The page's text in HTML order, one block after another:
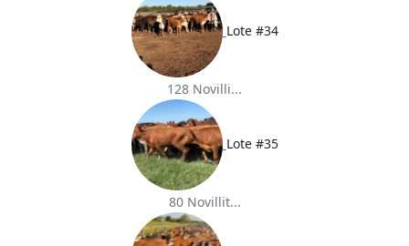
Lote #34
128 Novilli...
Lote #35
80 Novillit...